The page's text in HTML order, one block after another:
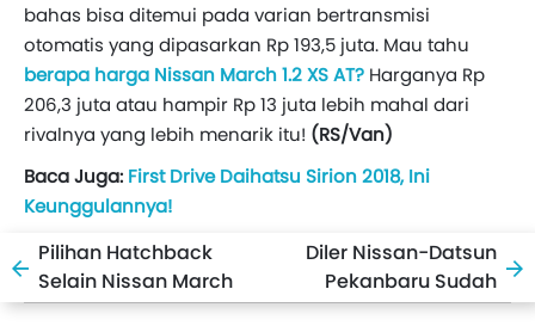
bahas bisa ditemui pada varian bertransmisi
otomatis yang dipasarkan Rp 193,5 juta. Mau tahu
berapa harga Nissan March 1.2 XS AT? Harganya Rp
206,3 juta atau hampir Rp 13 juta lebih mahal dari
rivalnya yang lebih menarik itu! (RS/Van)
Baca Juga: First Drive Daihatsu Sirion 2018, Ini
Keunggulannya!
Pilihan Hatchback
Selain Nissan March
Diler Nissan-Datsun
Pekanbaru Sudah
Adopsi Standar